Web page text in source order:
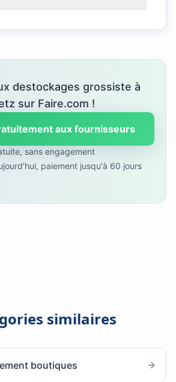
destockages grossiste à
sur Faire.com !
aux fournisseurs
sans engagement
paiement jusqu'à 60 jours
similaires
boutiques